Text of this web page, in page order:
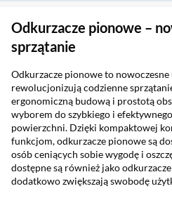
Odkurzacze pionowe –
sprzątanie
Odkurzacze pionowe to
rewolucjonizują codzienne
ergonomiczną budową i prostotą
wyborem do szybkiego i
powierzchni. Dzięki kompaktowej
funkcjom, odkurzacze pionowe są
osób ceniących sobie wygodę i
dostępne są również jako
dodatkowo zwiększają swobodę